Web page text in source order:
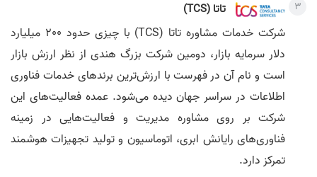
تاتا (TCS)
شرکت خدمات مشاوره تاتا (TCS) با چیزی حدود 200 میلیارد
دلار سرمایه بازار، دومین شرکت بزرگ هندی از نظر ارزش بازار
است و نام آن در فهرست با ارزش‌ترین برندهای خدمات فناوری
اطلاعات در سراسر جهان دیده می‌شود. عمده فعالیت‌های این
شرکت بر روی مشاوره مدیریت و فعالیت‌هایی در زمینه
فناوری‌های رایانش ابری، اتوماسیون و تولید تجهیزات هوشمند
تمرکز دارد.